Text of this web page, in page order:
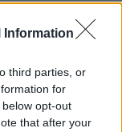
Information
third parties, or
for
opt-out
that after your